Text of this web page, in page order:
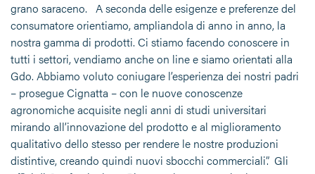
grano saraceno. A seconda delle esigenze e preferenze del
consumatore orientiamo, ampliandola di anno in anno, la
nostra gamma di prodotti. Ci stiamo facendo conoscere in
tutti i settori, vendiamo anche on line e siamo orientati alla
Gdo. Abbiamo voluto coniugare l’esperienza dei nostri padri
– prosegue Cignatta – con le nuove conoscenze
agronomiche acquisite negli anni di studi universitari
mirando all’innovazione del prodotto e al miglioramento
qualitativo dello stesso per rendere le nostre produzioni
distintive, creando quindi nuovi sbocchi commerciali”. Gli